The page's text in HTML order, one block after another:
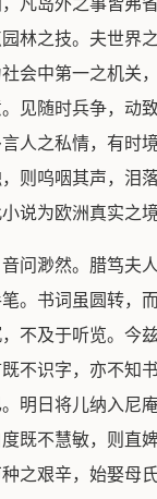
凡岛外之事皆弗
林之技。夫世界
会中第一之机关
见随时兵争，动
人之私情，有时
则呜咽其声，泪
说为欧洲真实之
问渺然。腊笃夫
。书词虽圆转，
不及于听览。今
不识字，亦不知
明日将儿纳入尼
既不慧敏，则直
之艰辛，始娶母